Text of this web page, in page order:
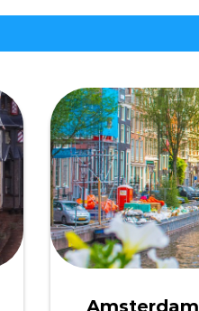
Amsterdam